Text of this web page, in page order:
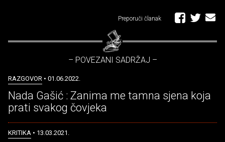
Preporuči članak
– POVEZANI SADRŽAJ –
RAZGOVOR • 01.06.2022.
Nada Gašić : Zanima me tamna sjena koja
prati svakog čovjeka
KRITIKA • 13.03.2021.